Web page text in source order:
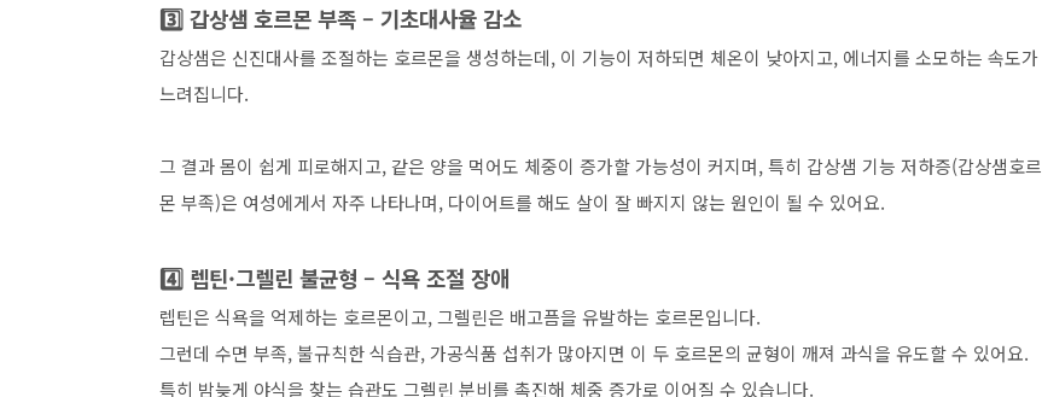
3️⃣ 갑상샘 호르몬 부족 – 기초대사율 감소
갑상샘은 신진대사를 조절하는 호르몬을 생성하는데, 이 기능이 저하되면 체온이 낮아지고, 에너지를 소모하는 속도가
느려집니다.
그 결과 몸이 쉽게 피로해지고, 같은 양을 먹어도 체중이 증가할 가능성이 커지며, 특히 갑상샘 기능 저하증(갑상샘호르
몬 부족)은 여성에게서 자주 나타나며, 다이어트를 해도 살이 잘 빠지지 않는 원인이 될 수 있어요.
4️⃣ 렙틴·그렐린 불균형 – 식욕 조절 장애
렙틴은 식욕을 억제하는 호르몬이고, 그렐린은 배고픔을 유발하는 호르몬입니다.
그런데 수면 부족, 불규칙한 식습관, 가공식품 섭취가 많아지면 이 두 호르몬의 균형이 깨져 과식을 유도할 수 있어요.
특히 밤늦게 야식을 찾는 습관도 그렐린 분비를 촉진해 체중 증가로 이어질 수 있습니다.